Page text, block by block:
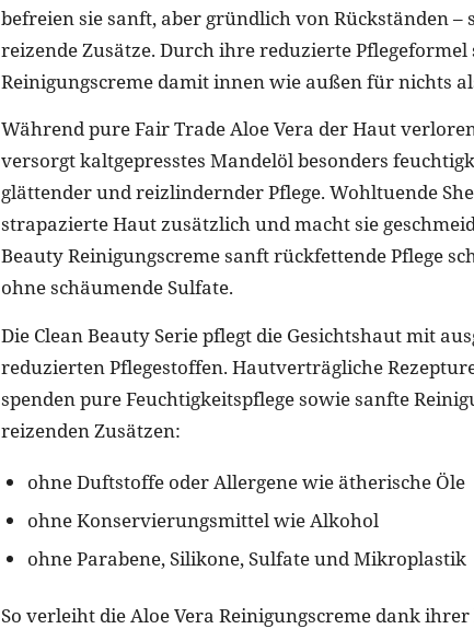
befreien sie sanft, aber gründlich von Rückständen
reizende Zusätze. Durch ihre reduzierte Pflegeformel
Reinigungscreme damit innen wie außen für nichts
Während pure Fair Trade Aloe Vera der Haut
versorgt kaltgepresstes Mandelöl besonders
glättender und reizlindernder Pflege. Wohltuende
strapazierte Haut zusätzlich und macht sie
Beauty Reinigungscreme sanft rückfettende Pflege
ohne schäumende Sulfate.
Die Clean Beauty Serie pflegt die Gesichtshaut mit
reduzierten Pflegestoffen. Hautverträgliche
spenden pure Feuchtigkeitspflege sowie sanfte
reizenden Zusätzen:
ohne Duftstoffe oder Allergene wie ätherische Öle
ohne Konservierungsmittel wie Alkohol
ohne Parabene, Silikone, Sulfate und Mikroplastik
So verleiht die Aloe Vera Reinigungscreme dank